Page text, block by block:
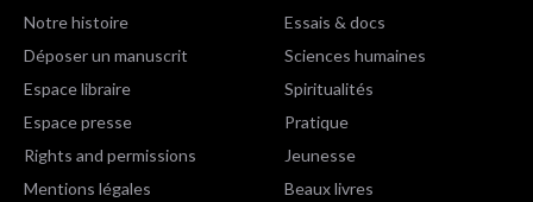
Notre histoire
Déposer un manuscrit
Espace libraire
Espace presse
Rights and permissions
Mentions légales
Essais & docs
Sciences humaines
Spiritualités
Pratique
Jeunesse
Beaux livres